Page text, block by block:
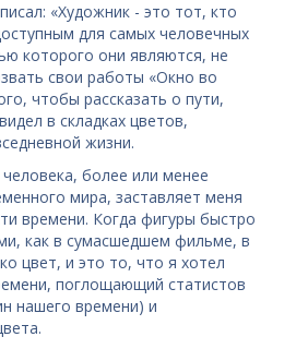
«Художник - это тот, кто
для самых человечных
которого они являются, не
свои работы «Окно во
чтобы рассказать о пути,
в складках цветов,
жизни.
более или менее
мира, заставляет меня
времени. Когда фигуры быстро
как в сумасшедшем фильме, в
цвет, и это то, что я хотел
поглощающий статистов
нашего времени) и